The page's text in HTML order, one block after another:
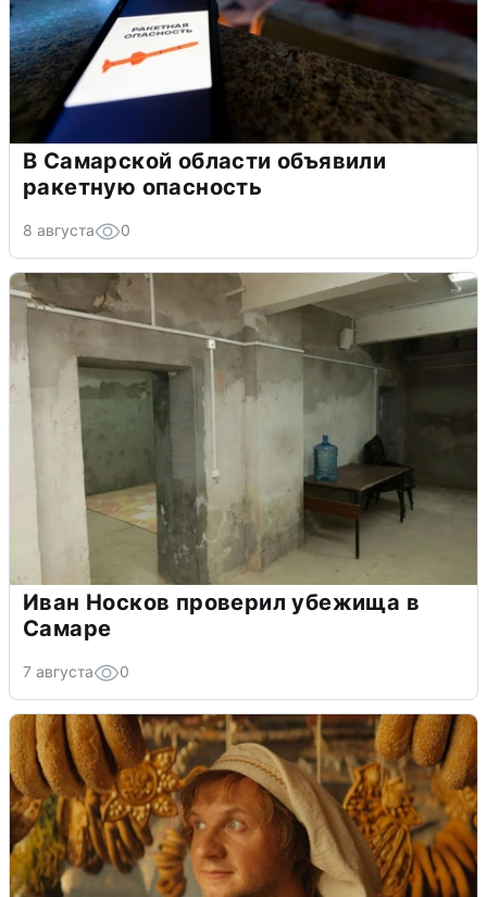
В Самарской области объявили
ракетную опасность
8 августа 0
Иван Носков проверил убежища в
Самаре
7 августа 0